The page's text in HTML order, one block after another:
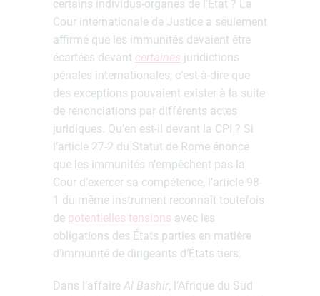
certains individus-organes de l’État ? La
Cour internationale de Justice a seulement
affirmé que les immunités devaient être
écartées devant certaines juridictions
pénales internationales, c’est-à-dire que
des exceptions pouvaient exister à la suite
de renonciations par différents actes
juridiques. Qu’en est-il devant la CPI ? Si
l’article 27-2 du Statut de Rome énonce
que les immunités n’empêchent pas la
Cour d’exercer sa compétence, l’article 98-
1 du même instrument reconnaît toutefois
de potentielles tensions avec les
obligations des États parties en matière
d’immunité de dirigeants d’États tiers.
Dans l’affaire Al Bashir, l’Afrique du Sud